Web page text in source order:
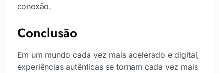
conexão.
Conclusão
Em um mundo cada vez mais acelerado e digital,
experiências autênticas se tornam cada vez mais